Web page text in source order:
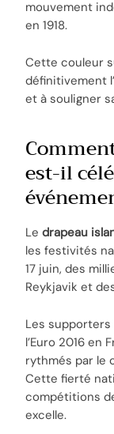
mouvement
en 1918.
Cette couleur
définitivement
et à souligner
est-il
Ledrapeau
les festivités
17 juin, des
Reykjavik et
Les supporters
l’Euro 2016 en
rythmés par le
Cette fierté
compétitions
excelle.